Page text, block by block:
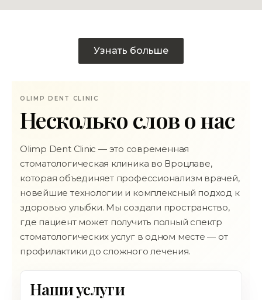
Узнать больше
OLIMP DENT CLINIC
Несколько слов о нас
Olimp Dent Clinic — это современная
стоматологическая клиника во Вроцлаве,
которая объединяет профессионализм врачей,
новейшие технологии и комплексный подход к
здоровью улыбки. Мы создали пространство,
где пациент может получить полный спектр
стоматологических услуг в одном месте — от
профилактики до сложного лечения.
Наши услуги